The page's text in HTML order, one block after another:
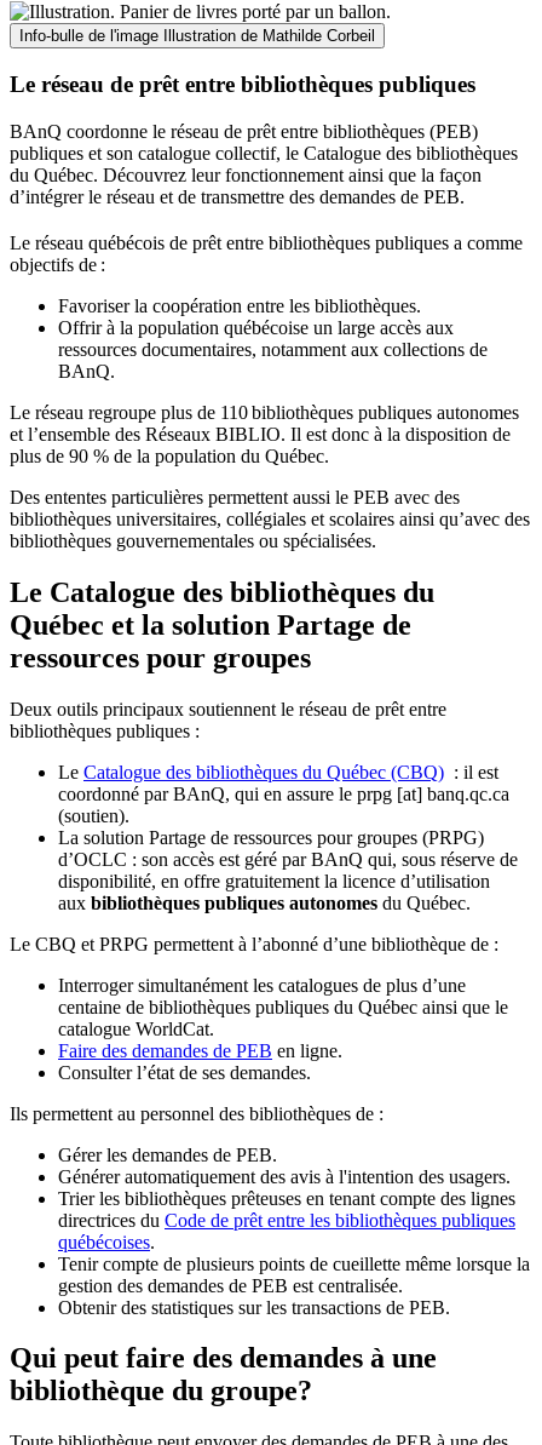
Info-bulle de l'image Illustration de Mathilde Corbeil
Le réseau de prêt entre bibliothèques publiques
BAnQ coordonne le réseau de prêt entre bibliothèques (PEB)
publiques et son catalogue collectif, le Catalogue des bibliothèques
du Québec. Découvrez leur fonctionnement ainsi que la façon
d’intégrer le réseau et de transmettre des demandes de PEB.
Le réseau québécois de prêt entre bibliothèques publiques a comme
objectifs de :
Favoriser la coopération entre les bibliothèques.
Offrir à la population québécoise un large accès aux
ressources documentaires, notamment aux collections de
BAnQ.
Le réseau regroupe plus de 110bibliothèques publiques autonomes
et l’ensemble des Réseaux BIBLIO. Il est donc à la disposition de
plus de 90 % de la population du Québec.
Des ententes particulières permettent aussi le PEB avec des
bibliothèques universitaires, collégiales et scolaires ainsi qu’avec des
bibliothèques gouvernementales ou spécialisées.
Le Catalogue des bibliothèques du
Québec et la solution Partage de
ressources pour groupes
Deux outils principaux soutiennent le réseau de prêt entre
bibliothèques publiques :
Le Catalogue des bibliothèques du Québec (CBQ) : il est
coordonné par BAnQ, qui en assure le prpg [at] banq.qc.ca
(soutien).
La solution Partage de ressources pour groupes (PRPG)
d’OCLC : son accès est géré par BAnQ qui, sous réserve de
disponibilité, en offre gratuitement la licence d’utilisation
aux bibliothèques publiques autonomes du Québec.
Le CBQ et PRPG permettent à l’abonné d’une bibliothèque de :
Interroger simultanément les catalogues de plus d’une
centaine de bibliothèques publiques du Québec ainsi que le
catalogue WorldCat.
Faire des demandes de PEB en ligne.
Consulter l’état de ses demandes.
Ils permettent au personnel des bibliothèques de :
Gérer les demandes de PEB.
Générer automatiquement des avis à l'intention des usagers.
Trier les bibliothèques prêteuses en tenant compte des lignes
directrices du Code de prêt entre les bibliothèques publiques
québécoises.
Tenir compte de plusieurs points de cueillette même lorsque la
gestion des demandes de PEB est centralisée.
Obtenir des statistiques sur les transactions de PEB.
Qui peut faire des demandes à une
bibliothèque du groupe?